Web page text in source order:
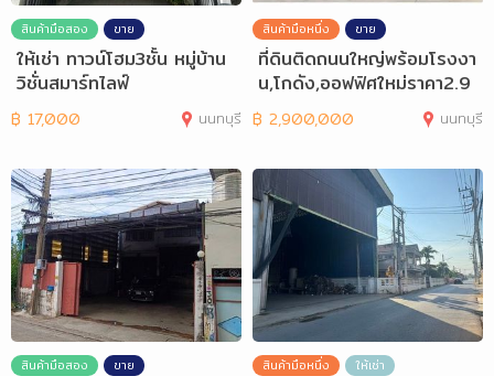
สินค้ามือสอง ขาย
ให้เช่า ทาวน์โฮม3ชั้น หมู่บ้าน
วิชั่นสมาร์ทไลฟ์
฿ 17,000 นนทบุรี
สินค้ามือหนึ่ง ขาย
ที่ดินติดถนนใหญ่พร้อมโรงงา
น,โกดัง,ออฟฟิศใหม่ราคา2.9
ล้านบาท
฿ 2,900,000 นนทบุรี
สินค้ามือสอง ขาย สินค้ามือหนึ่ง ให้เช่า